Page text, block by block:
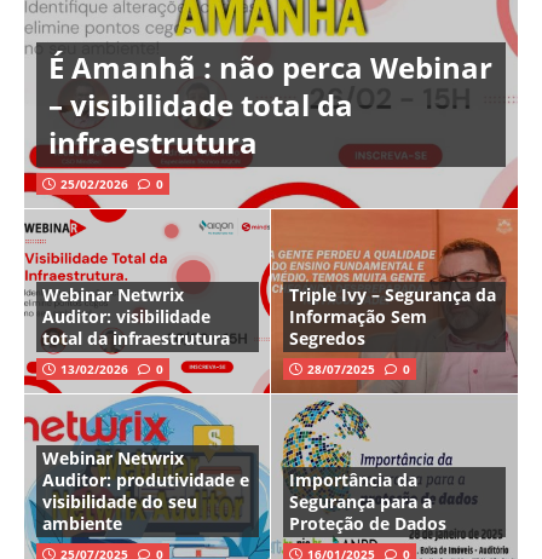
É Amanhã : não perca Webinar
– visibilidade total da
infraestrutura
25/02/2026 0
Webinar Netwrix
Auditor: visibilidade
total da infraestrutura
13/02/2026 0
Triple Ivy – Segurança da
Informação Sem
Segredos
28/07/2025 0
Webinar Netwrix
Auditor: produtividade e
visibilidade do seu
ambiente
25/07/2025 0
Importância da
Segurança para a
Proteção de Dados
16/01/2025 0